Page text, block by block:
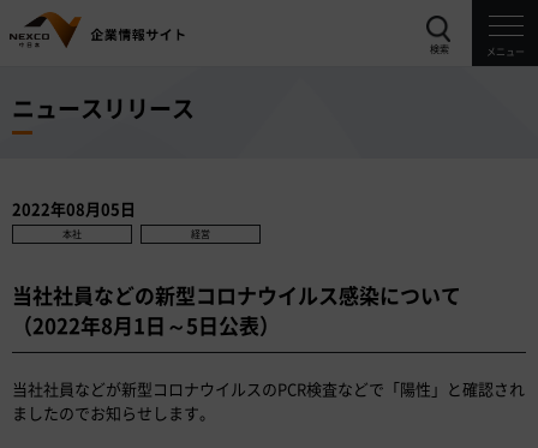
検索 メニュー
ニュースリリース
2022年08月05日
本社 経営
当社社員などの新型コロナウイルス感染について
（2022年8月1日～5日公表）
当社社員などが新型コロナウイルスのPCR検査などで「陽性」と確認され
ましたのでお知らせします。